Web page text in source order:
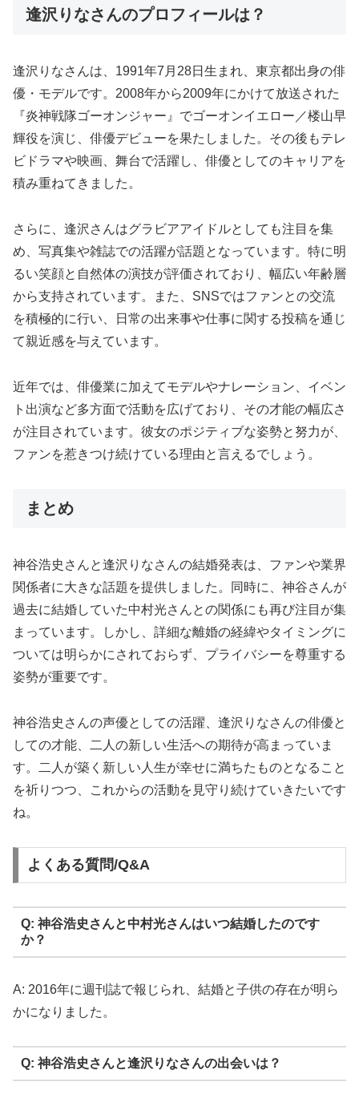
逢沢りなさんのプロフィールは？
逢沢りなさんは、1991年7月28日生まれ、東京都出身の俳
優・モデルです。2008年から2009年にかけて放送された
『炎神戦隊ゴーオンジャー』でゴーオンイエロー／楼山早
輝役を演じ、俳優デビューを果たしました。その後もテレ
ビドラマや映画、舞台で活躍し、俳優としてのキャリアを
積み重ねてきました。
さらに、逢沢さんはグラビアアイドルとしても注目を集
め、写真集や雑誌での活躍が話題となっています。特に明
るい笑顔と自然体の演技が評価されており、幅広い年齢層
から支持されています。また、SNSではファンとの交流
を積極的に行い、日常の出来事や仕事に関する投稿を通じ
て親近感を与えています。
近年では、俳優業に加えてモデルやナレーション、イベン
ト出演など多方面で活動を広げており、その才能の幅広さ
が注目されています。彼女のポジティブな姿勢と努力が、
ファンを惹きつけ続けている理由と言えるでしょう。
まとめ
神谷浩史さんと逢沢りなさんの結婚発表は、ファンや業界
関係者に大きな話題を提供しました。同時に、神谷さんが
過去に結婚していた中村光さんとの関係にも再び注目が集
まっています。しかし、詳細な離婚の経緯やタイミングに
ついては明らかにされておらず、プライバシーを尊重する
姿勢が重要です。
神谷浩史さんの声優としての活躍、逢沢りなさんの俳優と
しての才能、二人の新しい生活への期待が高まっていま
す。二人が築く新しい人生が幸せに満ちたものとなること
を祈りつつ、これからの活動を見守り続けていきたいです
ね。
よくある質問/Q&A
Q: 神谷浩史さんと中村光さんはいつ結婚したのです
か？
A: 2016年に週刊誌で報じられ、結婚と子供の存在が明ら
かになりました。
Q: 神谷浩史さんと逢沢りなさんの出会いは？